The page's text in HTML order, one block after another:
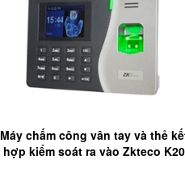
Máy chấm công vân tay và thẻ
hợp kiểm soát ra vào Zkteco K20